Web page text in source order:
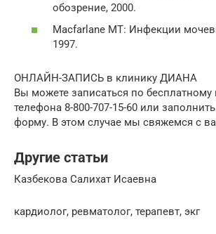
обозрение, 2000.
Macfarlane MT: Инфекции
1997.
ОНЛАЙН-ЗАПИСЬ в клинику ДИАНА
Вы можете записаться по бесплатному
телефона 8-800-707-15-60 или
форму. В этом случае мы свяжемся с
Другие статьи
Казбекова Салихат Исаевна
кардиолог, ревматолог, терапевт, экг